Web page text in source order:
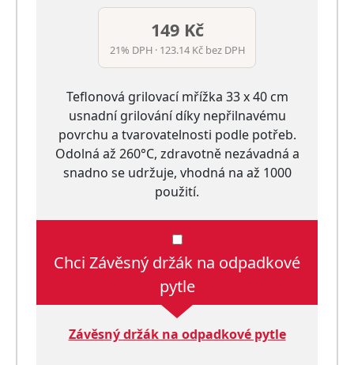
149 Kč
21% DPH · 123.14 Kč bez DPH
Teflonová grilovací mřížka 33 x 40 cm
usnadní grilování díky nepřilnavému
povrchu a tvarovatelnosti podle potřeb.
Odolná až 260°C, zdravotně nezávadná a
snadno se udržuje, vhodná na až 1000
použití.
Chci Závěsný držák na odpadkové
pytle
Závěsný držák na odpadkové pytle